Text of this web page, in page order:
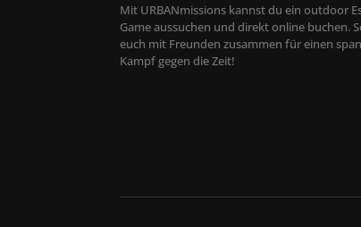
Mit URBANmissions kannst du ein outdoor
Game aussuchen und direkt online buchen.
euch mit Freunden zusammen für einen
Kampf gegen die Zeit!